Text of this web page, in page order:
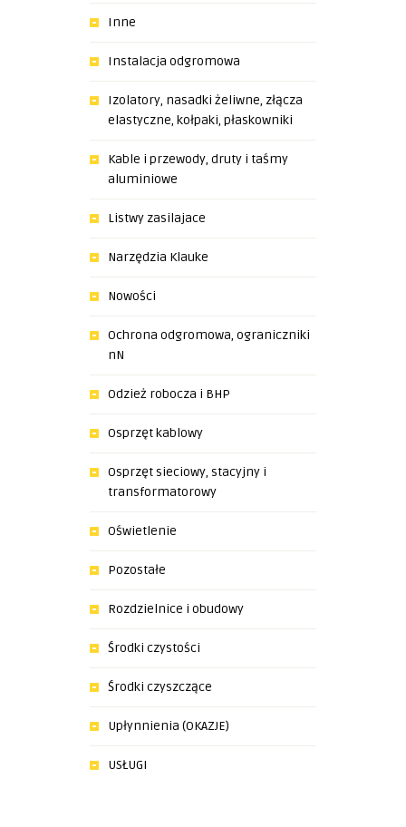
Inne
Instalacja odgromowa
Izolatory, nasadki żeliwne, złącza
elastyczne, kołpaki, płaskowniki
Kable i przewody, druty i taśmy
aluminiowe
Listwy zasilajace
Narzędzia Klauke
Nowości
Ochrona odgromowa, ograniczniki
nN
Odzież robocza i BHP
Osprzęt kablowy
Osprzęt sieciowy, stacyjny i
transformatorowy
Oświetlenie
Pozostałe
Rozdzielnice i obudowy
Środki czystości
Środki czyszczące
Upłynnienia (OKAZJE)
USŁUGI